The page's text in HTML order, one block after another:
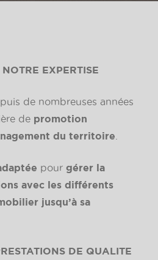
EXPERTISE
de nombreuses années
de promotion
du territoire
pour gérer la
avec les différents
jusqu’à sa
DE QUALITE